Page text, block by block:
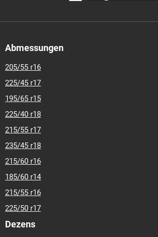
Abmessungen
205/55 r16
225/45 r17
195/65 r15
225/40 r18
215/55 r17
235/45 r18
215/60 r16
185/60 r14
215/55 r16
225/50 r17
Dezens